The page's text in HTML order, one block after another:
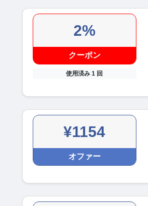
2%
クーポン
使用済み 1 回
¥1154
オファー